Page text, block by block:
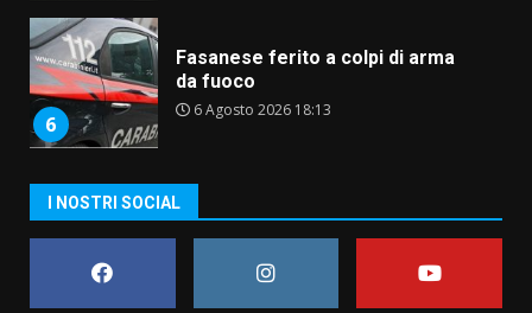
6
Fasanese ferito a colpi di arma
da fuoco
6 Agosto 2026 18:13
di aperture straordinarie del
Comune di Fasano
6 Agosto 2026 14:16
I NOSTRI SOCIAL